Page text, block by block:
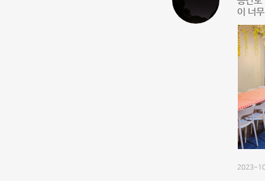
이 너
2023-